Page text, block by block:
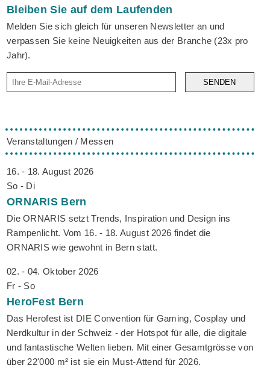
Bleiben Sie auf dem Laufenden
Melden Sie sich gleich für unseren Newsletter an und
verpassen Sie keine Neuigkeiten aus der Branche (23x pro
Jahr).
SENDEN
Veranstaltungen / Messen
16. - 18. August 2026
So - Di
ORNARIS Bern
Die ORNARIS setzt Trends, Inspiration und Design ins
Rampenlicht. Vom 16. - 18. August 2026 findet die
ORNARIS wie gewohnt in Bern statt.
02. - 04. Oktober 2026
Fr - So
HeroFest Bern
Das Herofest ist DIE Convention für Gaming, Cosplay und
Nerdkultur in der Schweiz - der Hotspot für alle, die digitale
und fantastische Welten lieben. Mit einer Gesamtgrösse von
über 22'000 m² ist sie ein Must-Attend für 2026.